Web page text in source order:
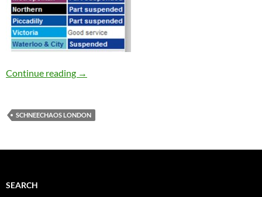
Continue reading Schneechaos in London!
→
SCHNEECHAOS LONDON
SEARCH